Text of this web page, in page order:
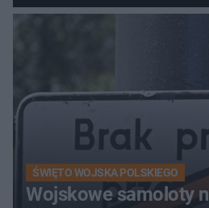
relaksu nad
ŚWIĘTO WOJSKA POLSKIEGO
Wojskowe samoloty